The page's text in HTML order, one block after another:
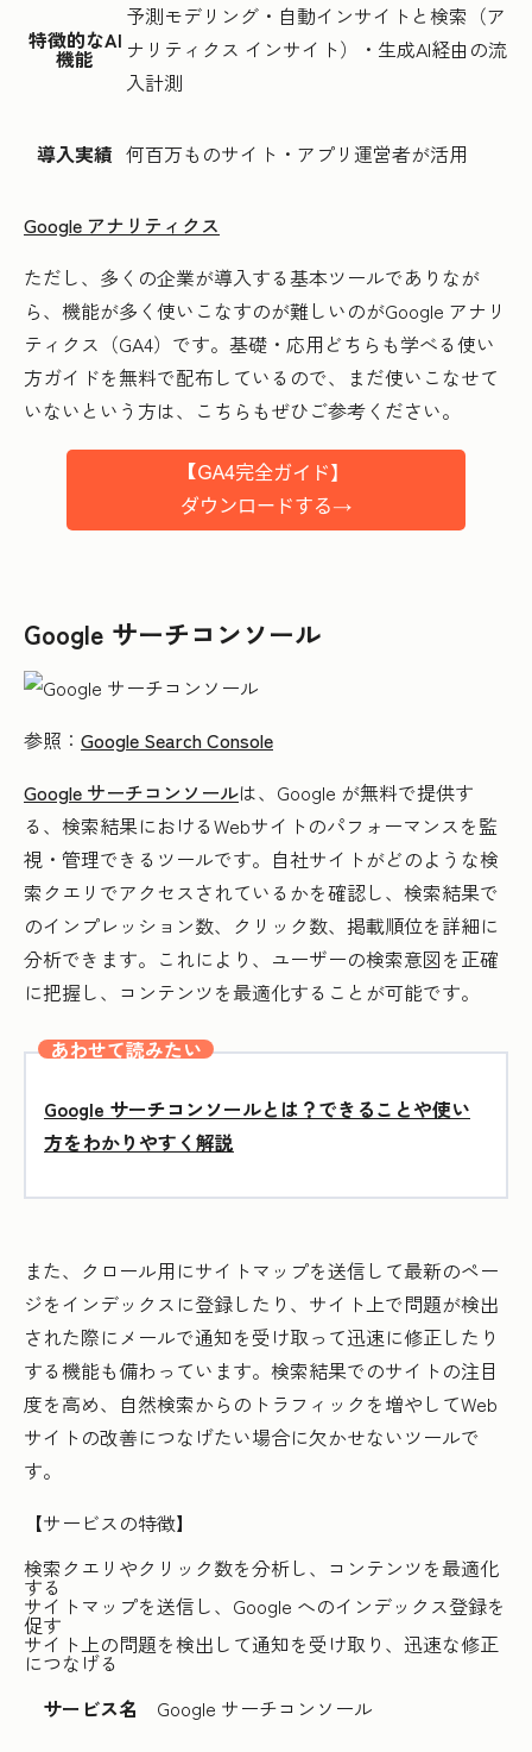
特徴的なAI
機能
予測モデリング・自動インサイトと検索（ア
ナリティクス インサイト）・生成AI経由の流
入計測
導入実績 何百万ものサイト・アプリ運営者が活用
Google アナリティクス
ただし、多くの企業が導入する基本ツールでありなが
ら、機能が多く使いこなすのが難しいのがGoogle アナリ
ティクス（GA4）です。基礎・応用どちらも学べる使い
方ガイドを無料で配布しているので、まだ使いこなせて
いないという方は、こちらもぜひご参考ください。
Google サーチコンソール
参照： Google Search Console
Google サーチコンソールは、Google が無料で提供す
る、検索結果におけるWebサイトのパフォーマンスを監
視・管理できるツールです。自社サイトがどのような検
索クエリでアクセスされているかを確認し、検索結果で
のインプレッション数、クリック数、掲載順位を詳細に
分析できます。これにより、ユーザーの検索意図を正確
に把握し、コンテンツを最適化することが可能です。
あわせて読みたい
Google サーチコンソールとは？できることや使い
方をわかりやすく解説
また、クロール用にサイトマップを送信して最新のペー
ジをインデックスに登録したり、サイト上で問題が検出
された際にメールで通知を受け取って迅速に修正したり
する機能も備わっています。検索結果でのサイトの注目
度を高め、自然検索からのトラフィックを増やしてWeb
サイトの改善につなげたい場合に欠かせないツールで
す。
【サービスの特徴】
検索クエリやクリック数を分析し、コンテンツを最適化
する
サイトマップを送信し、Google へのインデックス登録を
促す
サイト上の問題を検出して通知を受け取り、迅速な修正
につなげる
サービス名
Google サーチコンソール